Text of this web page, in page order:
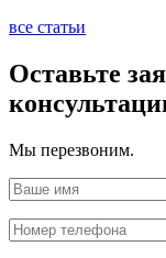
все статьи
Оставьте
Мы перезвоним.